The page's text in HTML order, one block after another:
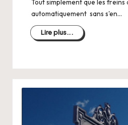
Tout simplement que les freins
automatiquement sans s'en…
Lire plus...